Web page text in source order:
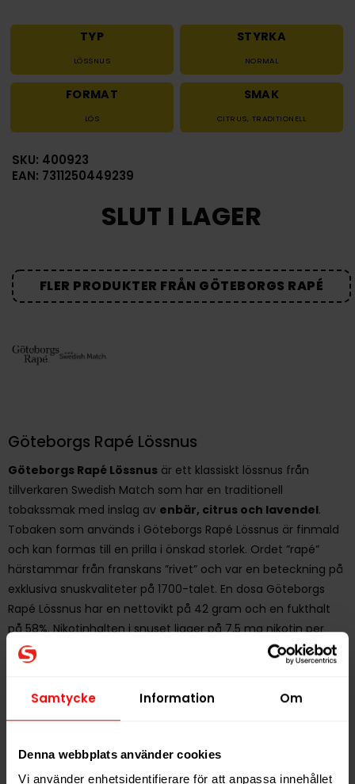
Samtycke Information Om
Denna webbplats använder cookies
Vi använder enhetsidentifierare för att anpassa innehållet
TYP
LÖSSNUS
STYRKA
NORMAL
FORMAT
LÖS
SMAK
CITRUS, TRADITIONELL
SKU: 400923
EAN: 7311250449239
SLUT I LAGER
FLER PRODUKTER FRÅN GÖTEBORGS RAPÉ
Göteborgs Rapé Lössnus
Göteborgs Rapé Lössnusär ett klassiskt lössnus från
tillverkaren Swedish Match som har en traditionell
tobakssmak med inslag av enbär, citrus och lavendel.
Tobaken som används i Göteborgs Rapé Lössnus är finmald
och kan formas till en prilla i önskad storlek. Ordet ”rapé”
härstammar från franskans ”rivet” och var en beteckning på
exklusiva snuskvaliteter på 1700-talet. En dosa Göteborgs
Rapé Lössnus har en nettovikt på 42 gram och en fukthalt
på 58%. Nikotinhalten i snuset ligger på 7,5 mg nikotin per
gram lössnus. Göteborgs Rapé Lössnus är sammansatt med
tobak från hela världen för att uppnå den karaktäristiska
Alla produkter med smakenCitrus ,Traditionell